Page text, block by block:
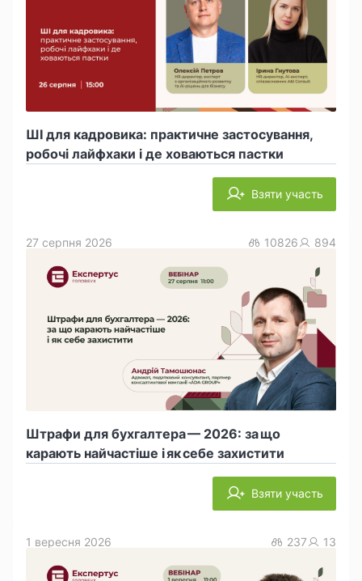
ШІ для кадровика: практичне застосування,
робочі лайфхаки і де ховаються пастки
Взяти участь
Штрафи для бухгалтера — 2026: за що
карають найчастіше і як себе захистити
27 серпня 2026 10826 894
Взяти участь
1 вересня 2026 237 13